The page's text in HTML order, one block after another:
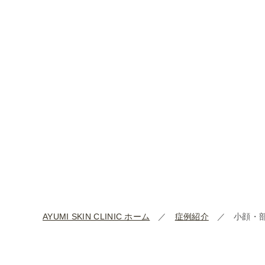
AYUMI SKIN CLINIC ホーム 症例紹介 小顔・